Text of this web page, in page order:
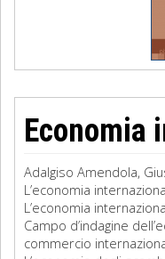
Economia
Adalgiso Amendola,
L’economia
L’economia
Campo d’indagine
commercio